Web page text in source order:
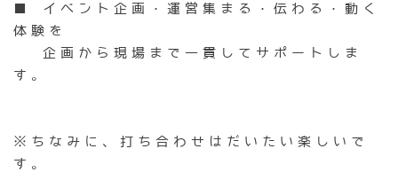
■ イベント企画・運営集まる・伝わる・動く
体験を
企画から現場まで一貫してサポートしま
す。
※ちなみに、打ち合わせはだいたい楽しいで
す。